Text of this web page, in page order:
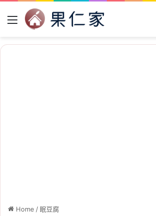
Menu
Home / 眠豆腐